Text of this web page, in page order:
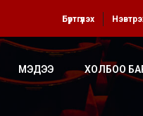
Бүртгүүлэх
МЭДЭЭ ХОЛБОО